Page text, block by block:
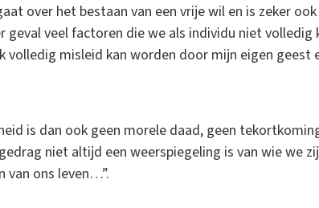
over het bestaan van een vrije wil en is zeker
geval veel factoren die we als individu niet
volledig misleid kan worden door mijn eigen geest
is dan ook geen morele daad, geen
niet altijd een weerspiegeling is van wie we
van ons leven…”.